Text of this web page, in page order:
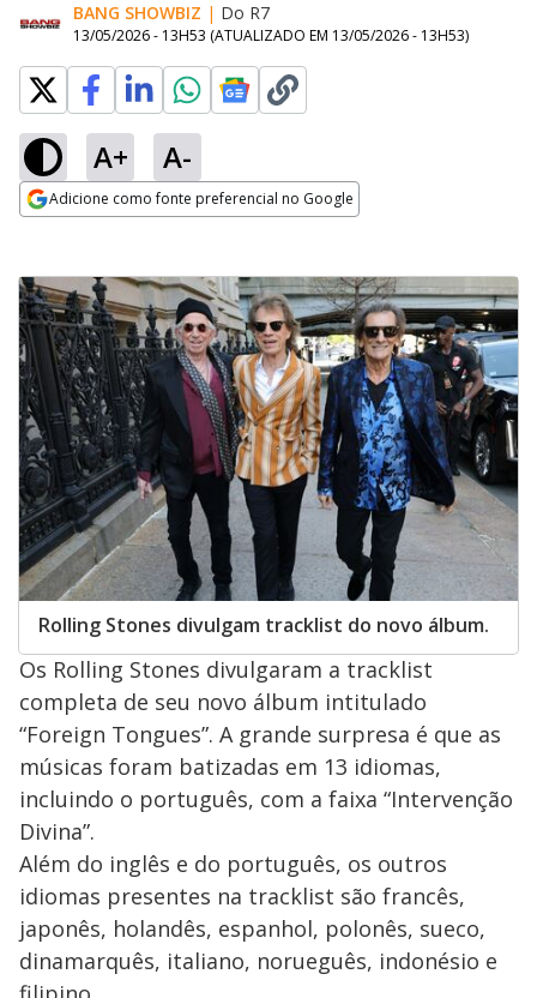
BANG SHOWBIZ | Do R7
13/05/2026 - 13H53 (ATUALIZADO EM 13/05/2026 - 13H53)
A+ A-
Adicione como fonte preferencial no Google
Rolling Stones divulgam tracklist do novo álbum.
Os Rolling Stones divulgaram a tracklist
completa de seu novo álbum intitulado
“Foreign Tongues”. A grande surpresa é que as
músicas foram batizadas em 13 idiomas,
incluindo o português, com a faixa “Intervenção
Divina”.
Além do inglês e do português, os outros
idiomas presentes na tracklist são francês,
japonês, holandês, espanhol, polonês, sueco,
dinamarquês, italiano, norueguês, indonésio e